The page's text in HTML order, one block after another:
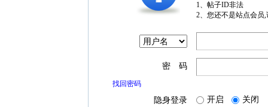
1、帖子ID非法
2、您还不是站点会员
密 码
找回密码
隐身登录 开启 关闭